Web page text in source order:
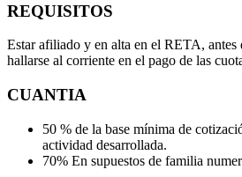
REQUISITOS
Estar afiliado y en alta en el RETA, antes
hallarse al corriente en el pago de las
CUANTIA
50 % de la base mínima de
actividad desarrollada.
70% En supuestos de familia